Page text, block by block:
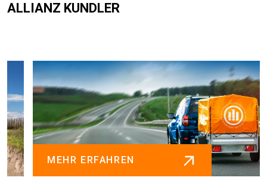
ALLIANZ KUNDLER
MEHR ERFAHREN